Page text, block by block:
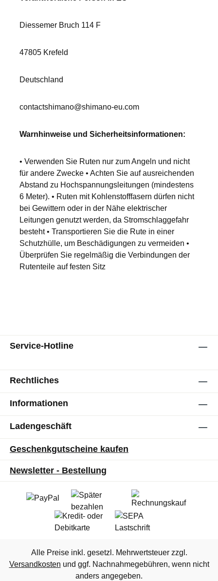
Diessemer Bruch 114 F
47805 Krefeld
Deutschland
contactshimano@shimano-eu.com
Warnhinweise und Sicherheitsinformationen:
• Verwenden Sie Ruten nur zum Angeln und nicht
für andere Zwecke • Achten Sie auf ausreichenden
Abstand zu Hochspannungsleitungen (mindestens
6 Meter). • Ruten mit Kohlenstofffasern dürfen nicht
bei Gewittern oder in der Nähe elektrischer
Leitungen genutzt werden, da Stromschlaggefahr
besteht • Transportieren Sie die Rute in einer
Schutzhülle, um Beschädigungen zu vermeiden •
Überprüfen Sie regelmäßig die Verbindungen der
Rutenteile auf festen Sitz
Service-Hotline
Rechtliches
Informationen
Ladengeschäft
Geschenkgutscheine kaufen
Newsletter - Bestellung
Alle Preise inkl. gesetzl. Mehrwertsteuer zzgl.
Versandkosten und ggf. Nachnahmegebühren, wenn nicht
anders angegeben.